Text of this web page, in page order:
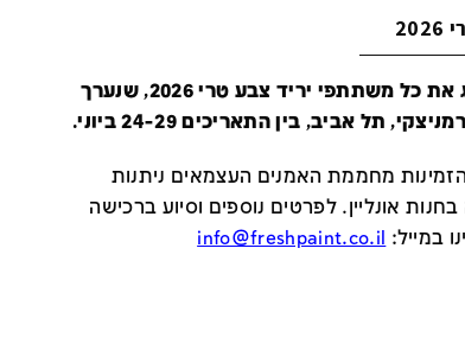
קטלוג זה מציג את כל משתתפי יריד צבע טרי 2026, שנערך
תל אביב, בין התאריכים 24-29 ביוני.
מחממת האמנים העצמאים ניתנות
אונליין.לפרטים נוספים וסיוע ברכישה
במייל:
info@freshpaint.co.il